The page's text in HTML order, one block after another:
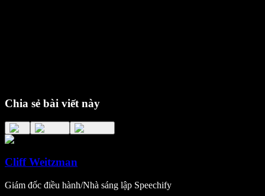
Chia sẻ bài viết này
Cliff Weitzman
Giám đốc điều hành/Nhà sáng lập Speechify